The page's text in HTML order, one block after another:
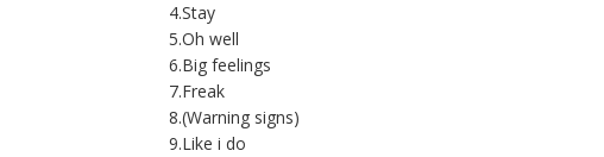
4.Stay
5.Oh well
6.Big feelings
7.Freak
8.(Warning signs)
9.Like i do